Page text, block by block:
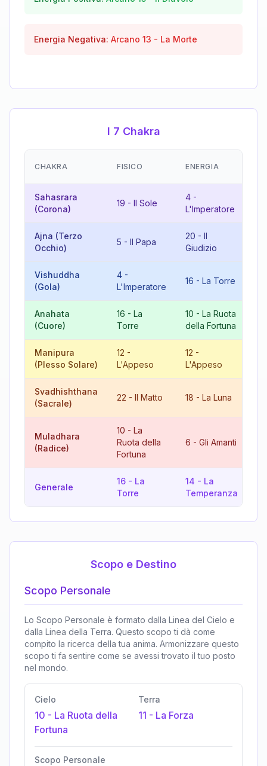
Energia Negativa: Arcano 13 - La Morte
I 7 Chakra
CHAKRA FISICO ENERGIA
Sahasrara
(Corona)
19 - Il Sole
4 -
L'Imperatore
Ajna (Terzo
Occhio)
5 - Il Papa
20 - Il
Giudizio
Vishuddha
(Gola)
4 -
L'Imperatore
16 - La Torre
Anahata
(Cuore)
16 - La
Torre
10 - La Ruota
della Fortuna
Manipura
(Plesso Solare)
12 -
L'Appeso
12 -
L'Appeso
Svadhishthana
(Sacrale)
22 - Il Matto 18 - La Luna
Muladhara
(Radice)
10 - La
Ruota della
Fortuna
6 - Gli Amanti
Generale
16 - La
Torre
14 - La
Temperanza
Scopo e Destino
Scopo Personale
Lo Scopo Personale è formato dalla Linea del Cielo e
dalla Linea della Terra. Questo scopo ti dà come
compito la ricerca della tua anima. Armonizzare questo
scopo ti fa sentire come se avessi trovato il tuo posto
nel mondo.
Cielo
10 - La Ruota della
Fortuna
Terra
11 - La Forza
Scopo Personale